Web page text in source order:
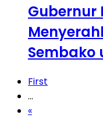
Gubernur
Sembako
First
...
«